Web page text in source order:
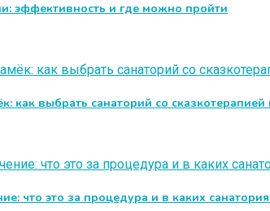
эффективность и где можно пройти
как выбрать санаторий со
что это за процедура и в каких